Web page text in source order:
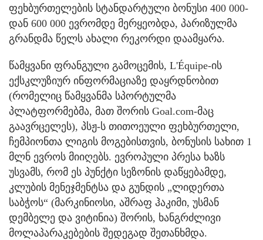
ფეხბურთელების სტანდარტული ბონუსი 400 000-
დან 600 000 ევრომდე მერყეობდა, პარიზულმა
გრანდმა წელს ახალი რეკორდი დაამყარა.
წამყვანი ფრანგული გამოცემის, L'Équipe-ის
ექსკლუზიურ ინფორმაციაზე დაყრდნობით
(რომელიც წამყვანმა სპორტულმა
პლატფორმებმა, მათ შორის Goal.com-მაც
გაავრცელეს), პსჟ-ს თითოეული ფეხბურთელი,
ჩემპიონთა ლიგის მოგებისთვის, ბონუსის სახით 1
მლნ ევროს მიიღებს. ევროპული პრესა ხაზს
უსვამს, რომ ეს პუნქტი სეზონის დაწყებამდე,
კლუბის მენეჯმენტსა და გუნდის „ლიდერთა
საბჭოს“ (მარკინიოსი, აშრაფ ჰაკიმი, უსმან
დემბელე და ვიტინია) შორის, ხანგრძლივი
მოლაპარაკებების შედეგად შეთანხმდა.